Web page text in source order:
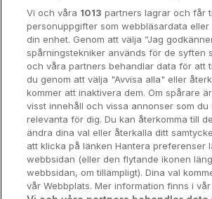
Hotellrum under 995
Spahotell
Sydsverige
Om Hotellpremien
Nya hotell
Stadsweekend
Vi och våra 1013 partners lagrar och får
personuppgifter som webbläsardata
din enhet. Genom att välja ”Jag
spårningstekniker används för de syften
och våra partners behandlar data för att
du genom att välja "Avvisa alla" eller
kommer att inaktivera dem. Om spårare
visst innehåll och vissa annonser som du
relevanta för dig. Du kan återkomma till
ändra dina val eller återkalla ditt
att klicka på länken Hantera preferenser
webbsidan (eller den flytande ikonen
webbsidan, om tillämpligt). Dina val
vår Webbplats. Mer information finns i